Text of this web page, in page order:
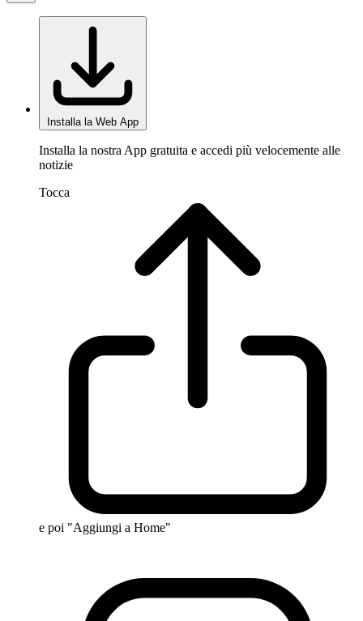
Installa la Web App
Installa la nostra App gratuita e accedi più velocemente alle
notizie
Tocca
e poi "Aggiungi a Home"